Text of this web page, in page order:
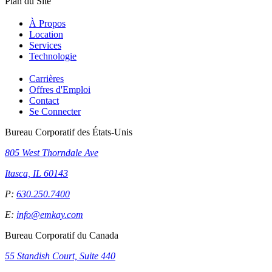
À Propos
Location
Services
Technologie
Carrières
Offres d'Emploi
Contact
Se Connecter
Bureau Corporatif des États-Unis
805 West Thorndale Ave
Itasca, IL 60143
P: 630.250.7400
E: info@emkay.com
Bureau Corporatif du Canada
55 Standish Court, Suite 440